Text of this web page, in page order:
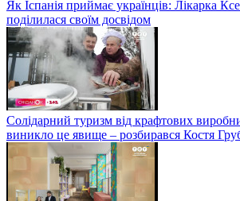
Як Іспанія приймає українців: Лікарка
поділилася своїм досвідом
Солідарний туризм від крафтових
виникло це явище – розбирався Костя